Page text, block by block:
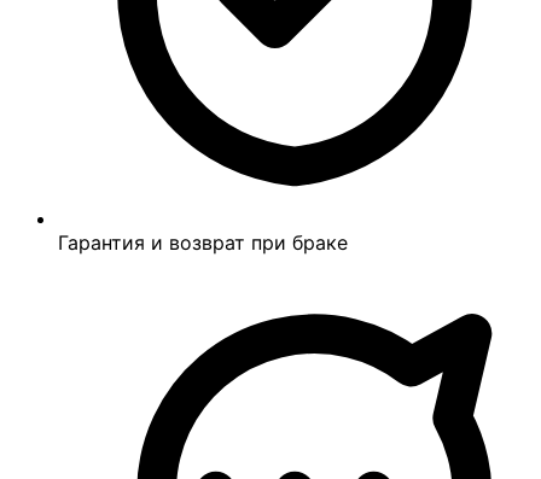
Гарантия и возврат при браке